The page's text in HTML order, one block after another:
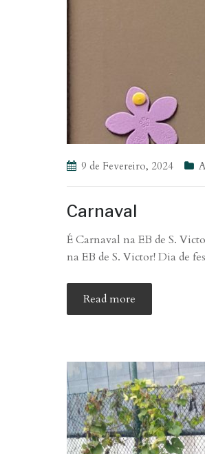
9 de Fevereiro, 2024
Carnaval
É Carnaval na EB de S.
na EB de S. Victor! Dia de
Read more